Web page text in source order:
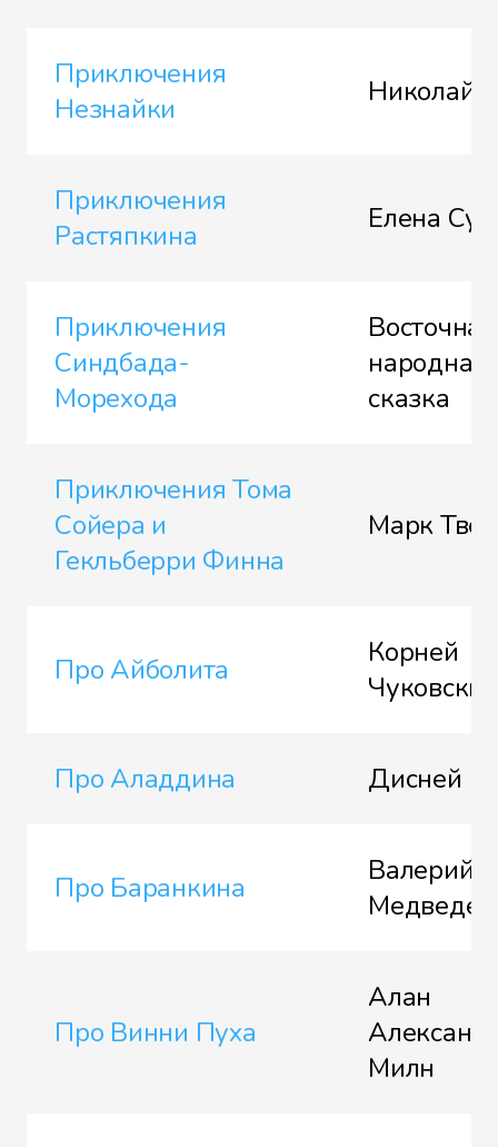
Приключения
Незнайки
Николай
Приключения
Растяпкина
Елена
Приключения
Синдбада-
Морехода
Восточная
народная
сказка
Приключения Тома
Сойера и
Гекльберри Финна
Марк Твен
Про Айболита
Корней
Чуковский
Про Аладдина Дисней
Про Баранкина
Валерий
Медведев
Про Винни Пуха
Алан
Милн